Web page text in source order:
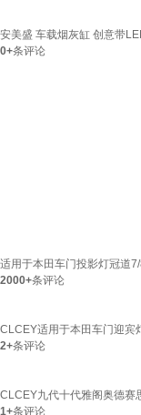
安美盛 车载烟灰缸 创意带
0+条评论
适用于本田车门投影灯冠道
2000+条评论
CLCEY适用于本田车门迎宾
2+条评论
CLCEY九代十代雅阁奥德赛
1+条评论